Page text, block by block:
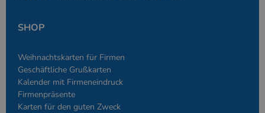
SHOP
Weihnachtskarten für Firmen
Geschäftliche Grußkarten
Kalender mit Firmeneindruck
Firmenpräsente
Karten für den guten Zweck